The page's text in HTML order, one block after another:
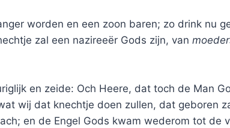
worden en een zoon baren; zo drink nu
zal een nazireeër Gods zijn, van
en zeide: Och Heere, dat toch de Man
wij dat knechtje doen zullen, dat geboren
en de Engel Gods kwam wederom tot de